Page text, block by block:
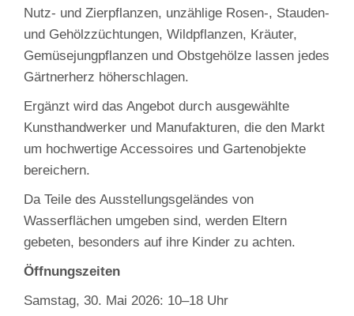
Nutz‑ und Zierpflanzen, unzählige Rosen‑, Stauden‑
und Gehölzzüchtungen, Wildpflanzen, Kräuter,
Gemüsejungpflanzen und Obstgehölze lassen jedes
Gärtnerherz höherschlagen.
Ergänzt wird das Angebot durch ausgewählte
Kunsthandwerker und Manufakturen, die den Markt
um hochwertige Accessoires und Gartenobjekte
bereichern.
Da Teile des Ausstellungsgeländes von
Wasserflächen umgeben sind, werden Eltern
gebeten, besonders auf ihre Kinder zu achten.
Öffnungszeiten
Samstag, 30. Mai 2026: 10–18 Uhr